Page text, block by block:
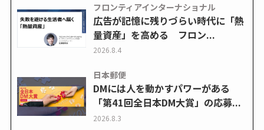
フロンティアインターナショナル
広告が記憶に残りづらい時代に「熱
量資産」を高める フロン...
2026.8.4
日本郵便
DMには人を動かすパワーがある
「第41回全日本DM大賞」の応募...
2026.8.3